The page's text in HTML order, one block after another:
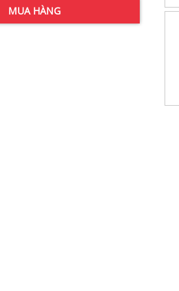
MUA HÀNG